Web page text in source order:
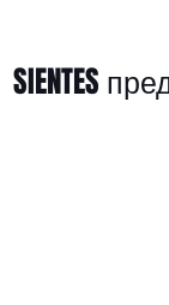
SIENTES